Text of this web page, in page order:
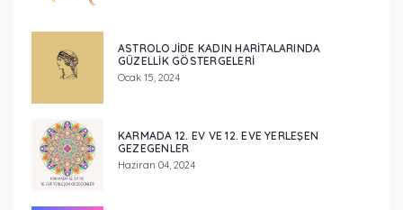
ASTROLOJIDE KADIN HARITALARINDA
GÜZELLIK GÖSTERGELERI
Ocak 15, 2024
KARMADA 12. EV VE 12. EVE YERLEŞEN
GEZEGENLER
Haziran 04, 2024